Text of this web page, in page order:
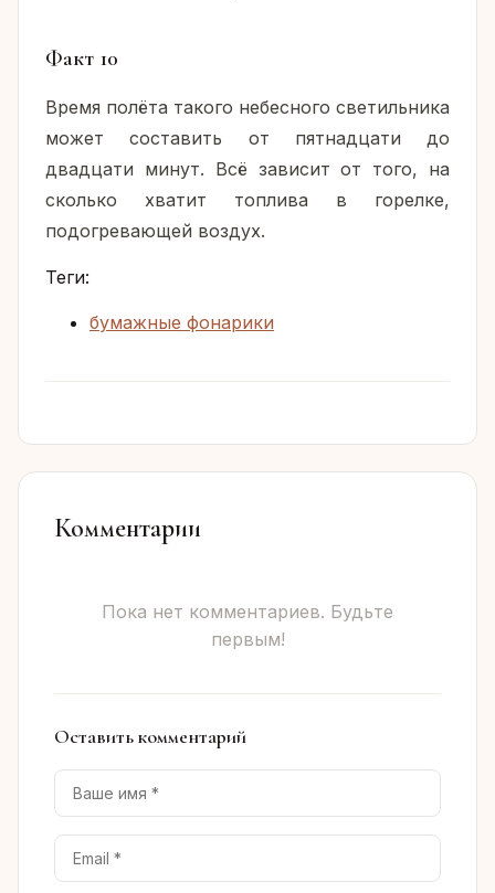
Факт 10
Время полёта такого небесного светильника
может составить от пятнадцати до
двадцати минут. Всё зависит от того, на
сколько хватит топлива в горелке,
подогревающей воздух.
Теги:
бумажные фонарики
Комментарии
Пока нет комментариев. Будьте
первым!
Оставить комментарий